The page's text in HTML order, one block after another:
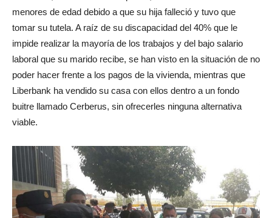
menores de edad debido a que su hija falleció y tuvo que
tomar su tutela. A raíz de su discapacidad del 40% que le
impide realizar la mayoría de los trabajos y del bajo salario
laboral que su marido recibe, se han visto en la situación de no
poder hacer frente a los pagos de la vivienda, mientras que
Liberbank ha vendido su casa con ellos dentro a un fondo
buitre llamado Cerberus, sin ofrecerles ninguna alternativa
viable.